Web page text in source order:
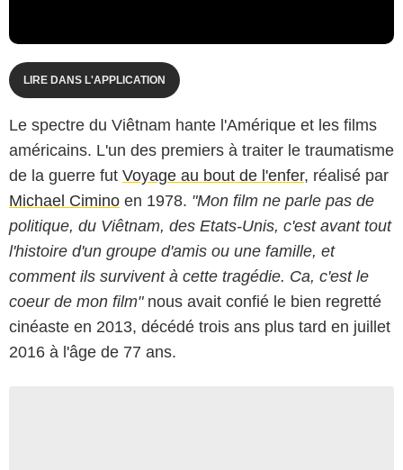
LIRE DANS L'APPLICATION
Le spectre du Viêtnam hante l'Amérique et les films
américains. L'un des premiers à traiter le traumatisme
de la guerre fut Voyage au bout de l'enfer, réalisé par
Michael Cimino en 1978. "Mon film ne parle pas de
politique, du Viêtnam, des Etats-Unis, c'est avant tout
l'histoire d'un groupe d'amis ou une famille, et
comment ils survivent à cette tragédie. Ca, c'est le
coeur de mon film"nous avait confié le bien regretté
cinéaste en 2013, décédé trois ans plus tard en juillet
2016 à l'âge de 77 ans.